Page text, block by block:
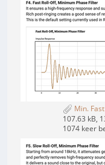
Min.
107.63 kB,
1074 keer